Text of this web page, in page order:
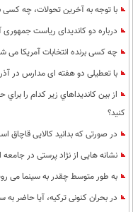
با توجه به آخرین تحولات، چه کسی
درباره دو کاندیدای ریاست جمهوری
چه کسی برنده انتخابات آمریکا می
با تعطیلی دو هفته ای مدارس در
از بين كانديداهاي زير كدام را
كنيد؟
در صورتی که بدانید کالایی قاچاق
نشانه هایی از نژاد پرستی در جامعه
به طور متوسط چقدر به سینما می
در بحران کنونی ترکیه، آیا حاضر